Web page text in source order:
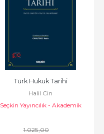
Türk Hukuk Tarihi
Halil Cin
Seçkin Yayıncılık - Akademik
1.025,00